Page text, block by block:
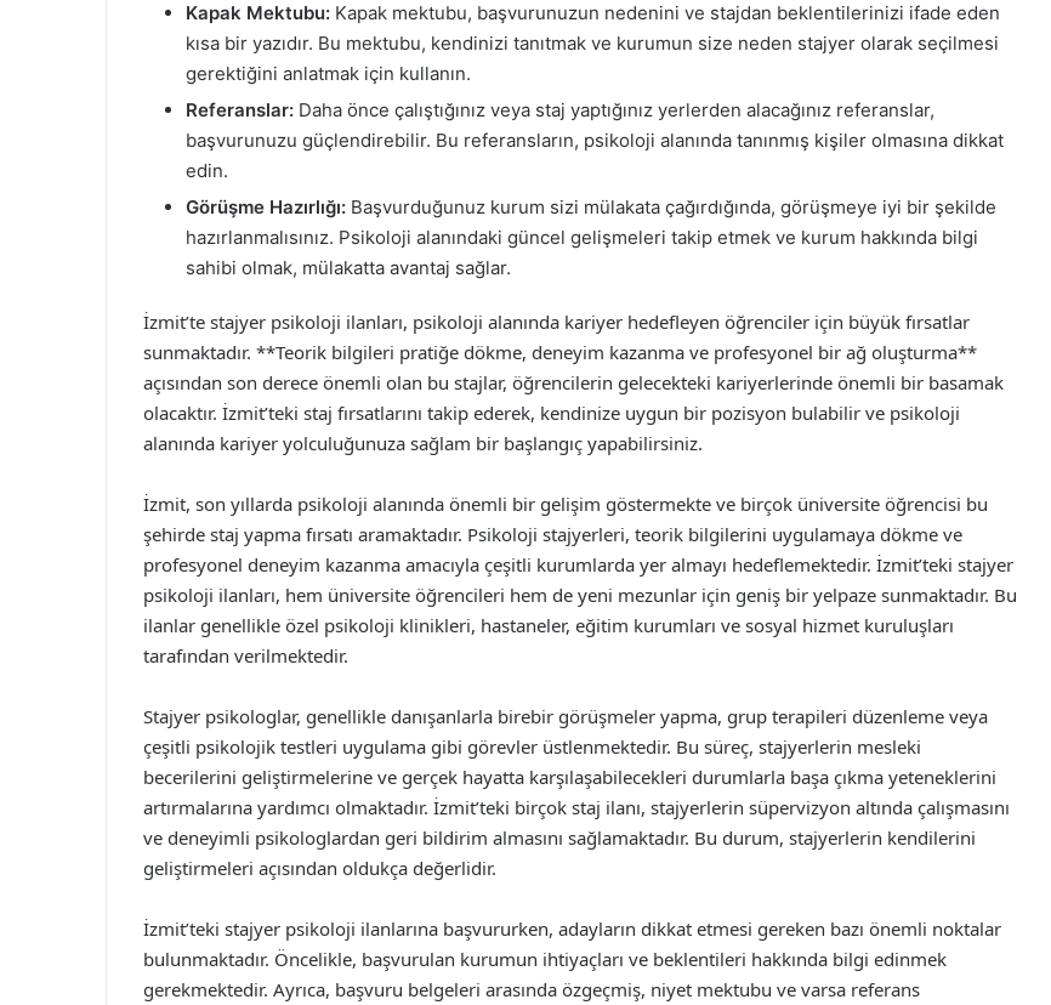
Kapak Mektubu: Kapak mektubu, başvurunuzun nedenini ve stajdan beklentilerinizi ifade eden
kısa bir yazıdır. Bu mektubu, kendinizi tanıtmak ve kurumun size neden stajyer olarak seçilmesi
gerektiğini anlatmak için kullanın.
Referanslar: Daha önce çalıştığınız veya staj yaptığınız yerlerden alacağınız referanslar,
başvurunuzu güçlendirebilir. Bu referansların, psikoloji alanında tanınmış kişiler olmasına dikkat
edin.
Görüşme Hazırlığı: Başvurduğunuz kurum sizi mülakata çağırdığında, görüşmeye iyi bir şekilde
hazırlanmalısınız. Psikoloji alanındaki güncel gelişmeleri takip etmek ve kurum hakkında bilgi
sahibi olmak, mülakatta avantaj sağlar.
İzmit’te stajyer psikoloji ilanları, psikoloji alanında kariyer hedefleyen öğrenciler için büyük fırsatlar
sunmaktadır. **Teorik bilgileri pratiğe dökme, deneyim kazanma ve profesyonel bir ağ oluşturma**
açısından son derece önemli olan bu stajlar, öğrencilerin gelecekteki kariyerlerinde önemli bir basamak
olacaktır. İzmit’teki staj fırsatlarını takip ederek, kendinize uygun bir pozisyon bulabilir ve psikoloji
alanında kariyer yolculuğunuza sağlam bir başlangıç yapabilirsiniz.
İzmit, son yıllarda psikoloji alanında önemli bir gelişim göstermekte ve birçok üniversite öğrencisi bu
şehirde staj yapma fırsatı aramaktadır. Psikoloji stajyerleri, teorik bilgilerini uygulamaya dökme ve
profesyonel deneyim kazanma amacıyla çeşitli kurumlarda yer almayı hedeflemektedir. İzmit’teki stajyer
psikoloji ilanları, hem üniversite öğrencileri hem de yeni mezunlar için geniş bir yelpaze sunmaktadır. Bu
ilanlar genellikle özel psikoloji klinikleri, hastaneler, eğitim kurumları ve sosyal hizmet kuruluşları
tarafından verilmektedir.
Stajyer psikologlar, genellikle danışanlarla birebir görüşmeler yapma, grup terapileri düzenleme veya
çeşitli psikolojik testleri uygulama gibi görevler üstlenmektedir. Bu süreç, stajyerlerin mesleki
becerilerini geliştirmelerine ve gerçek hayatta karşılaşabilecekleri durumlarla başa çıkma yeteneklerini
artırmalarına yardımcı olmaktadır. İzmit’teki birçok staj ilanı, stajyerlerin süpervizyon altında çalışmasını
ve deneyimli psikologlardan geri bildirim almasını sağlamaktadır. Bu durum, stajyerlerin kendilerini
geliştirmeleri açısından oldukça değerlidir.
İzmit’teki stajyer psikoloji ilanlarına başvururken, adayların dikkat etmesi gereken bazı önemli noktalar
bulunmaktadır. Öncelikle, başvurulan kurumun ihtiyaçları ve beklentileri hakkında bilgi edinmek
gerekmektedir. Ayrıca, başvuru belgeleri arasında özgeçmiş, niyet mektubu ve varsa referans